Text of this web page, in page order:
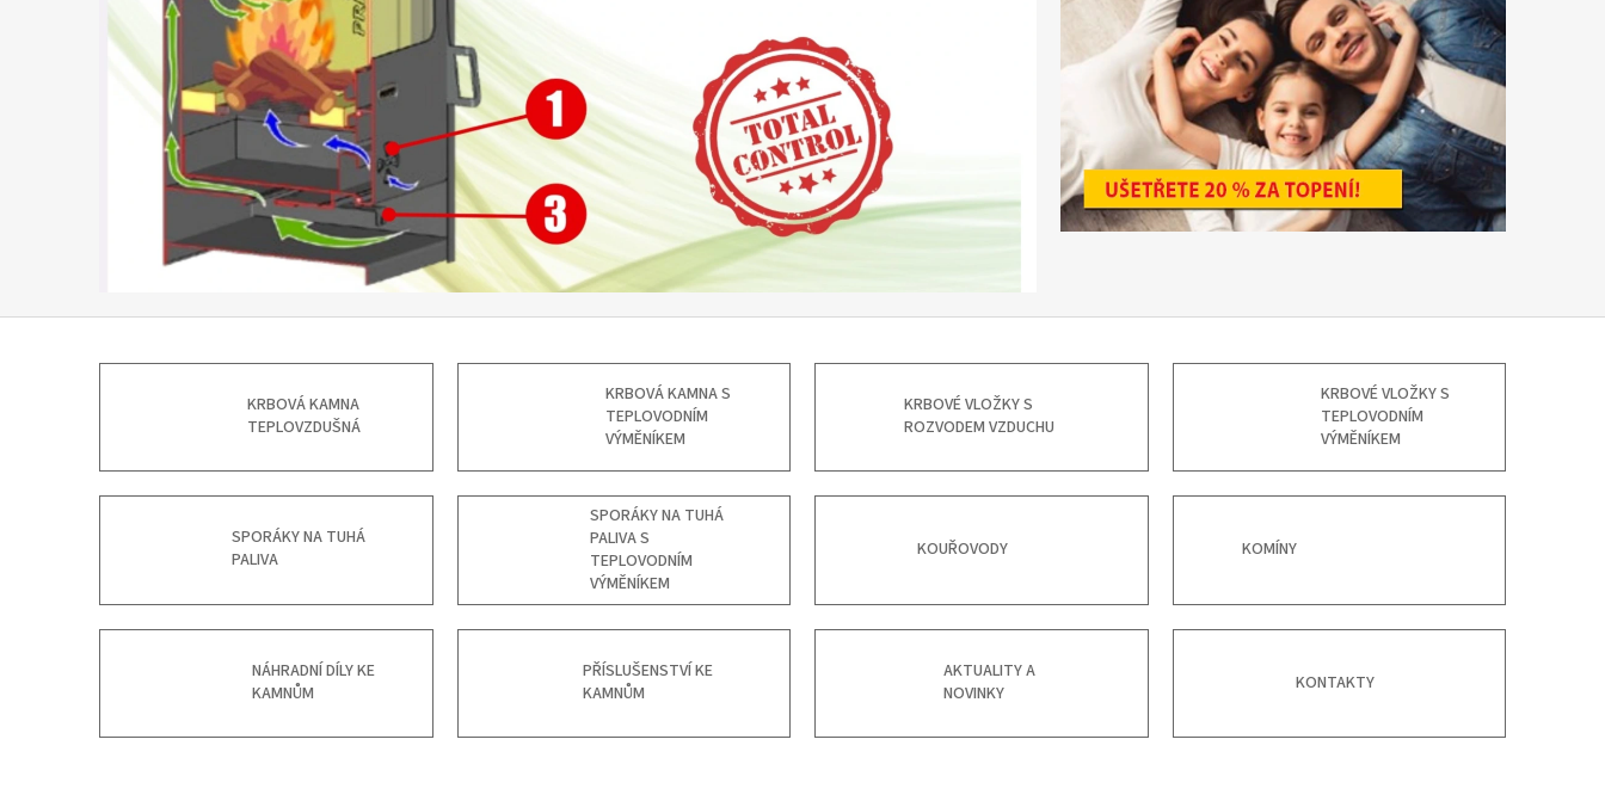
P
KRBOVÁ KAMNA
TEPLOVZDUŠNÁ
KRBOVÁ KAMNA S
TEPLOVODNÍM
VÝMĚNÍKEM
KRBOVÉ VLOŽKY S
ROZVODEM VZDUCHU
KRBOVÉ VLOŽKY S
TEPLOVODNÍM
VÝMĚNÍKEM
SPORÁKY NA TUHÁ
PALIVA
SPORÁKY NA TUHÁ
PALIVA S
TEPLOVODNÍM
VÝMĚNÍKEM
KOUŘOVODY KOMÍNY
NÁHRADNÍ DÍLY KE
KAMNŮM
PŘÍSLUŠENSTVÍ KE
KAMNŮM
AKTUALITY A
NOVINKY
KONTAKTY